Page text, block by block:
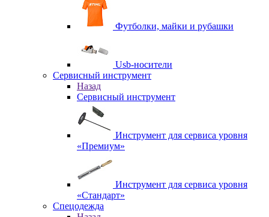
Футболки, майки и рубашки
Usb-носители
Сервисный инструмент
Назад
Сервисный инструмент
Инструмент для сервиса уровня
«Премиум»
Инструмент для сервиса уровня
«Стандарт»
Спецодежда